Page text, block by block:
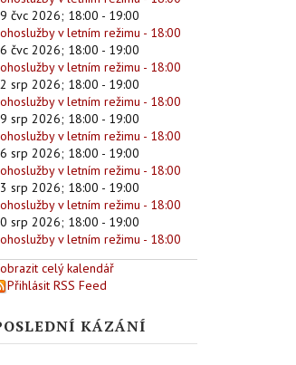
čvc 2026; 18:00 - 19:00
v letním režimu - 18:00
čvc 2026; 18:00 - 19:00
v letním režimu - 18:00
srp 2026; 18:00 - 19:00
v letním režimu - 18:00
srp 2026; 18:00 - 19:00
v letním režimu - 18:00
srp 2026; 18:00 - 19:00
v letním režimu - 18:00
srp 2026; 18:00 - 19:00
v letním režimu - 18:00
srp 2026; 18:00 - 19:00
v letním režimu - 18:00
celý kalendář
Přihlásit RSS Feed
KÁZÁNÍ